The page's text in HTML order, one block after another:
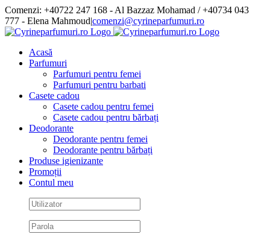
Skip
to
content
Comenzi: +40722 247 168 - Al Bazzaz Mohamad / +40734 043
777 - Elena Mahmoud|comenzi@cyrineparfumuri.ro
Facebook
Acasă
Parfumuri
Parfumuri pentru femei
Parfumuri pentru barbati
Casete cadou
Casete cadou pentru femei
Casete cadou pentru bărbați
Deodorante
Deodorante pentru femei
Deodorante pentru bărbați
Produse igienizante
Promoții
Contul meu